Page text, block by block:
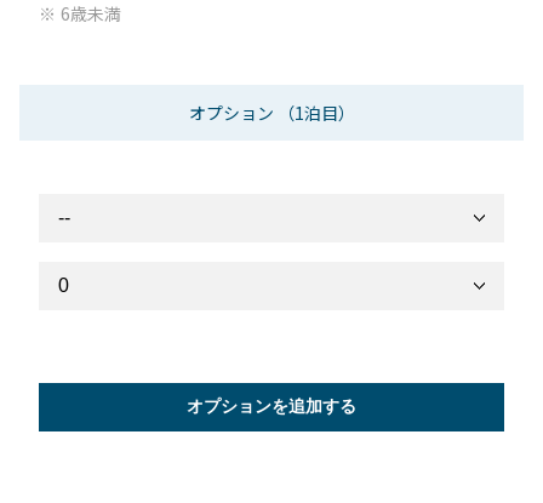
6歳未満
オプション （1泊目）
オプションを追加する